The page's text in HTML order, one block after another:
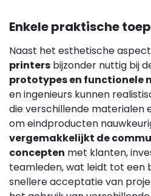
Enkele praktische
Naast het esthetische
printers bijzonder nuttig bij
prototypes en functionele
en ingenieurs kunnen
die verschillende materialen
om eindproducten
vergemakkelijkt de
concepten met klanten,
teamleden, wat leidt tot een
snellere acceptatie van